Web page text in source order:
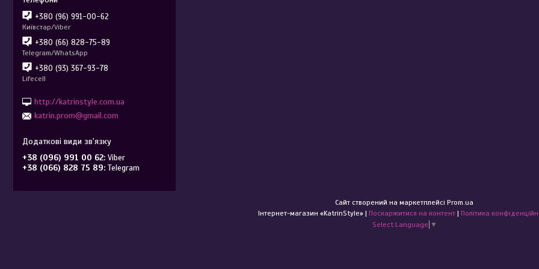
+380 (96) 991-00-62
Київстар/Viber
+380 (66) 828-75-89
Telegram/WhatsApp
+380 (93) 367-93-78
Lifecell
http://katrinstyle.com.ua
katrin.prom@gmail.com
+38 (096) 991 00 62 Viber
+38 (066) 828 75 89 Telegram
Сайт створений на маркетплейсі Prom.ua
Інтернет-магазин «KatrinStyle» | Поскаржитися на контент | Політика
Select Language ▼